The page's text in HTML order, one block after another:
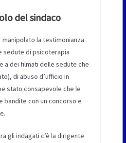
del sindaco
la testimonianza
sedute di psicoterapia
a dei filmati delle sedute che
di abuso d’ufficio in
stato consapevole che le
bandite con un concorso e
gli indagati c’è la dirigente